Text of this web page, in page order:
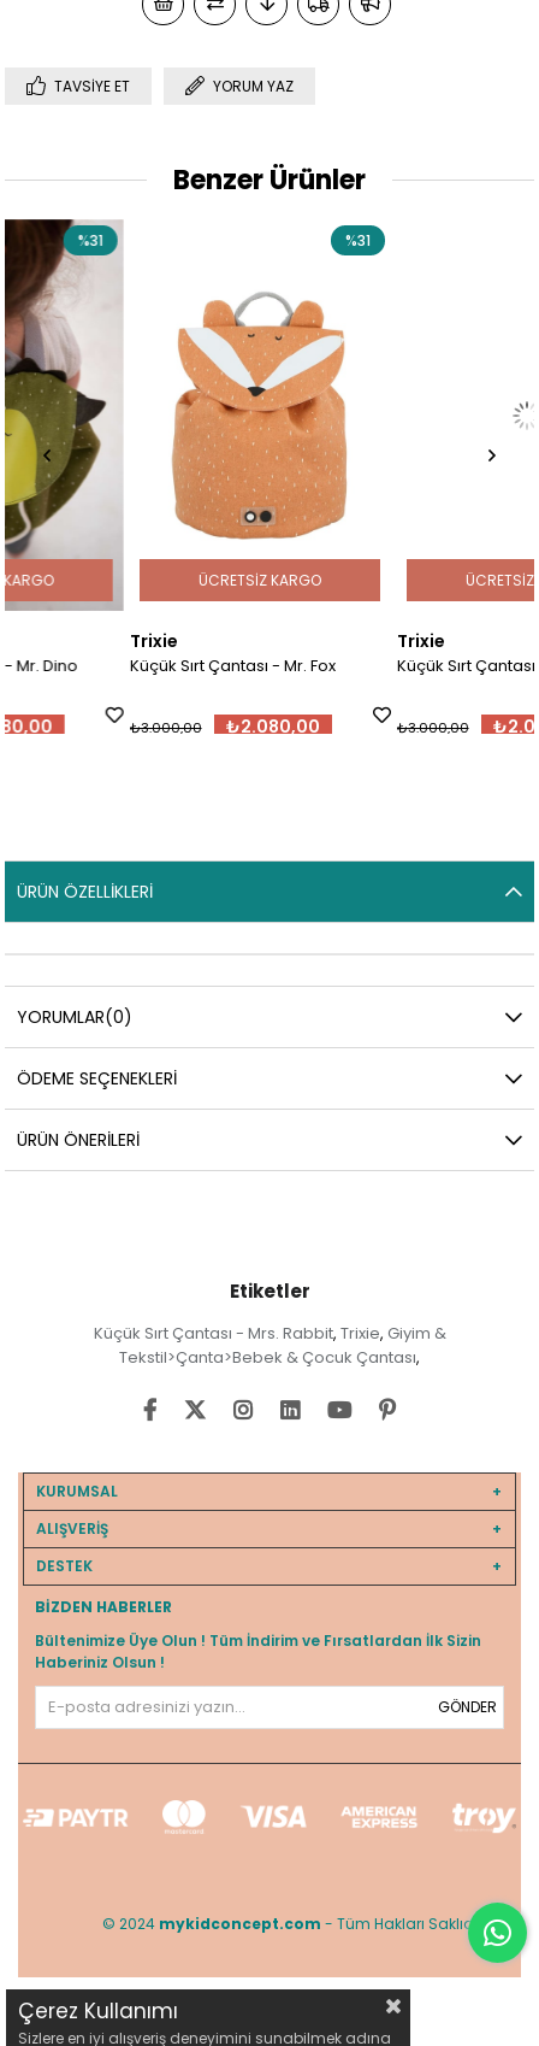
TAVSIYE ET YORUM YAZ
Benzer Ürünler
Küçük Sırt Çantası - Mr. Fox
₺2.080,00
₺3.000,00
ÜCRETSIZ KARGO
Küçük Sırt Çantası - Mr. Lion
₺2.080,00
₺3.000,00
ÜCRETSIZ KARGO
ÜRÜN ÖZELLIKLERI
YORUMLAR(0)
ÖDEME SEÇENEKLERI
ÜRÜN ÖNERILERI
Etiketler
Küçük Sırt Çantası - Mrs. Rabbit, Trixie, Giyim &
Tekstil>Çanta>Bebek & Çocuk Çantası,
KURUMSAL
ALIŞVERİŞ
DESTEK
BIZDEN HABERLER
Bültenimize Üye Olun ! Tüm İndirim ve Fırsatlardan İlk Sizin
Haberiniz Olsun !
GÖNDER
© 2024 mykidconcept.com - Tüm Hakları Saklıdır.
Çerez Kullanımı
Sizlere en iyi alışveriş deneyimini sunabilmek adına